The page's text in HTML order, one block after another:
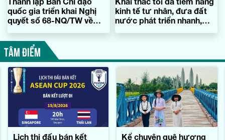
quốc gia triển khai Nghị
quyết số 68-NQ/TW về
kinh tế tư nhân, đưa đất
nước phát triển nhanh,
TÂM ĐIỂM
Lịch thi đấu bán kết
Kể chuyện quê hương